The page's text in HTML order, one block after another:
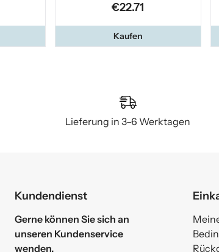
€22.71
Kaufen
Lieferung in 3–6 Werktagen
Kundendienst
Gerne können Sie sich an
unseren Kundenservice
wenden.